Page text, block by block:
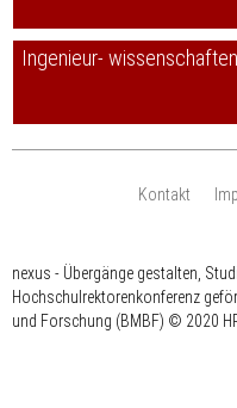
Ingenieur- wissenschaften
Kontakt
nexus - Übergänge gestalten,
Hochschulrektorenkonferenz
und Forschung (BMBF) © 2020